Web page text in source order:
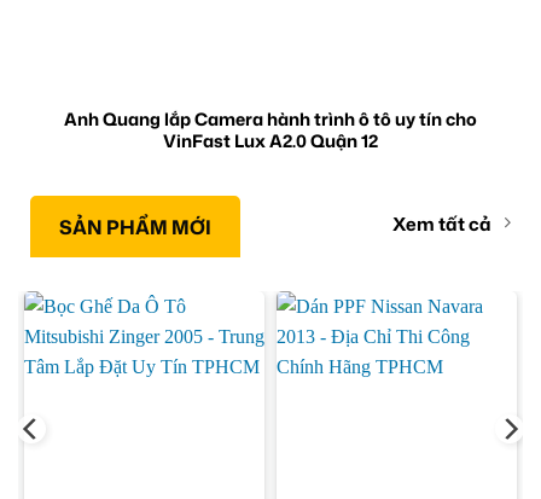
Anh Quang lắp Camera hành trình ô tô uy tín cho
VinFast Lux A2.0 Quận 12
SẢN PHẨM MỚI Xem tất cả